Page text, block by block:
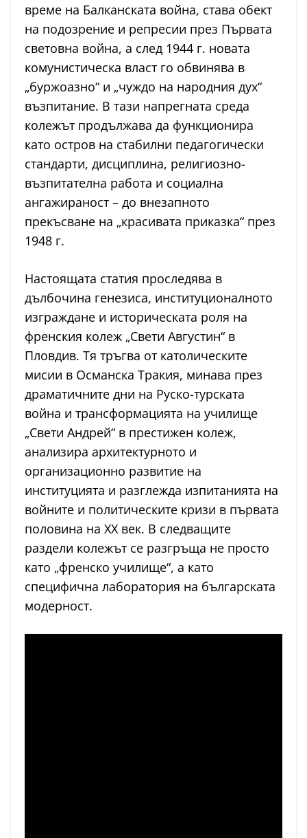
време на Балканската война, става обект
на подозрение и репресии през Първата
световна война, а след 1944 г. новата
комунистическа власт го обвинява в
„буржоазно“ и „чуждо на народния дух“
възпитание. В тази напрегната среда
колежът продължава да функционира
като остров на стабилни педагогически
стандарти, дисциплина, религиозно-
възпитателна работа и социална
ангажираност – до внезапното
прекъсване на „красивата приказка“ през
1948 г.
Настоящата статия проследява в
дълбочина генезиса, институционалното
изграждане и историческата роля на
френския колеж „Свети Августин“ в
Пловдив. Тя тръгва от католическите
мисии в Османска Тракия, минава през
драматичните дни на Руско-турската
война и трансформацията на училище
„Свети Андрей“ в престижен колеж,
анализира архитектурното и
организационно развитие на
институцията и разглежда изпитанията на
войните и политическите кризи в първата
половина на XX век. В следващите
раздели колежът се разгръща не просто
като „френско училище“, а като
специфична лаборатория на българската
модерност.